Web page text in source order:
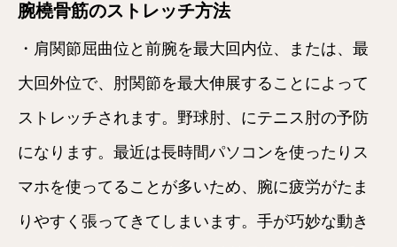
腕橈骨筋のストレッチ方法
・肩関節屈曲位と前腕を最大回内位、または、最
大回外位で、肘関節を最大伸展することによって
ストレッチされます。野球肘、にテニス肘の予防
になります。最近は長時間パソコンを使ったりス
マホを使ってることが多いため、腕に疲労がたま
りやすく張ってきてしまいます。手が巧妙な動き